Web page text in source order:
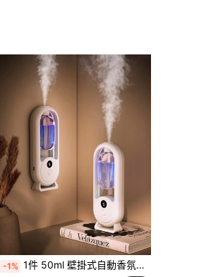
-1% 1件 50ml 壁掛式自動香氛擴香機，飯店香氛擴香機，白色居家香氛機，浴室除臭除味器，垂直橢圓塔狀結構臥室香氛燈，桌面擺放、壁掛式，客廳電動空氣清新機，USB充電，浪漫氛圍小夜燈，5種工作模式（5秒間隔、10秒間隔、15秒間隔、持續噴霧、僅燈光不噴霧）